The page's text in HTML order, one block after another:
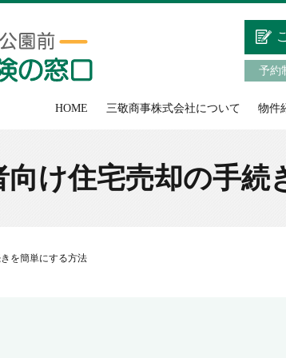
HOME 三敬商事株式会社について 物件
予約
向け住宅売却の手続
を簡単にする方法